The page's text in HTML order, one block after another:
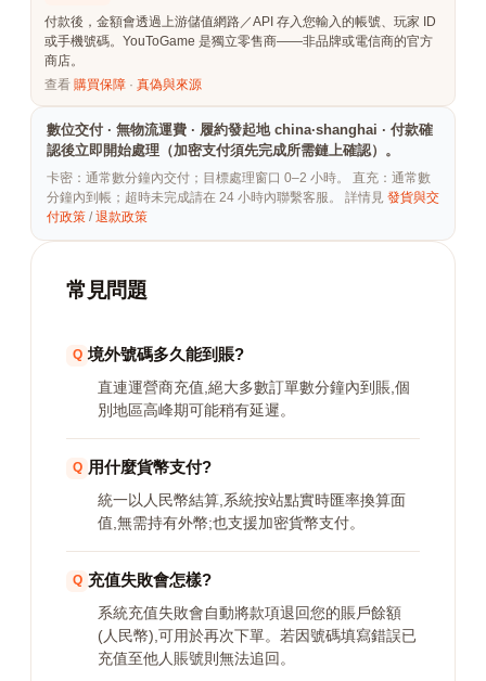
付款後，金額會透過上游儲值網路／API 存入您輸入的帳號、玩家 ID
或手機號碼。YouToGame 是獨立零售商——非品牌或電信商的官方
商店。
查看 購買保障 · 真偽與來源
數位交付 · 無物流運費 · 履約發起地 china·shanghai · 付款確
認後立即開始處理（加密支付須先完成所需鏈上確認）。
卡密：通常數分鐘內交付；目標處理窗口 0–2 小時。 直充：通常數
分鐘內到帳；超時未完成請在 24 小時內聯繫客服。 詳情見 發貨與交
付政策 /退款政策
常見問題
境外號碼多久能到賬?
直連運營商充值,絕大多數訂單數分鐘內到賬,個
別地區高峰期可能稍有延遲。
用什麼貨幣支付?
統一以人民幣結算,系統按站點實時匯率換算面
值,無需持有外幣;也支援加密貨幣支付。
充值失敗會怎樣?
系統充值失敗會自動將款項退回您的賬戶餘額
(人民幣),可用於再次下單。若因號碼填寫錯誤已
充值至他人賬號則無法追回。